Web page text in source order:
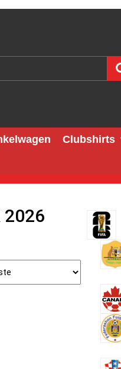
Clubshirts
2026